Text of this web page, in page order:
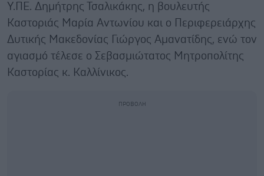
Υ.ΠΕ. Δημήτρης Τσαλικάκης, η βουλευτής
Καστοριάς Μαρία Αντωνίου και ο Περιφερειάρχης
Δυτικής Μακεδονίας Γιώργος Αμανατίδης, ενώ τον
αγιασμό τέλεσε ο Σεβασμιώτατος Μητροπολίτης
Καστορίας κ. Καλλίνικος.